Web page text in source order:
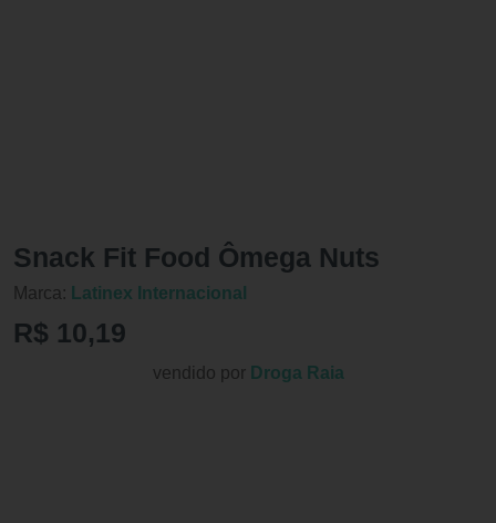
Snack Fit Food Ômega Nuts
Marca: Latinex Internacional
R$ 10,19
vendido por Droga Raia